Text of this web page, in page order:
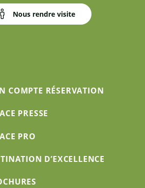
Nous rendre visite
COMPTE RÉSERVATION
PRESSE
PRO
D’EXCELLENCE